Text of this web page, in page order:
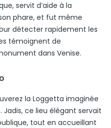
servit d’aide à la
phare, et fut même
détecter rapidement les
témoignent de
dans Venise.
la Loggetta imaginée
Jadis, ce lieu élégant servait
tout en accueillant